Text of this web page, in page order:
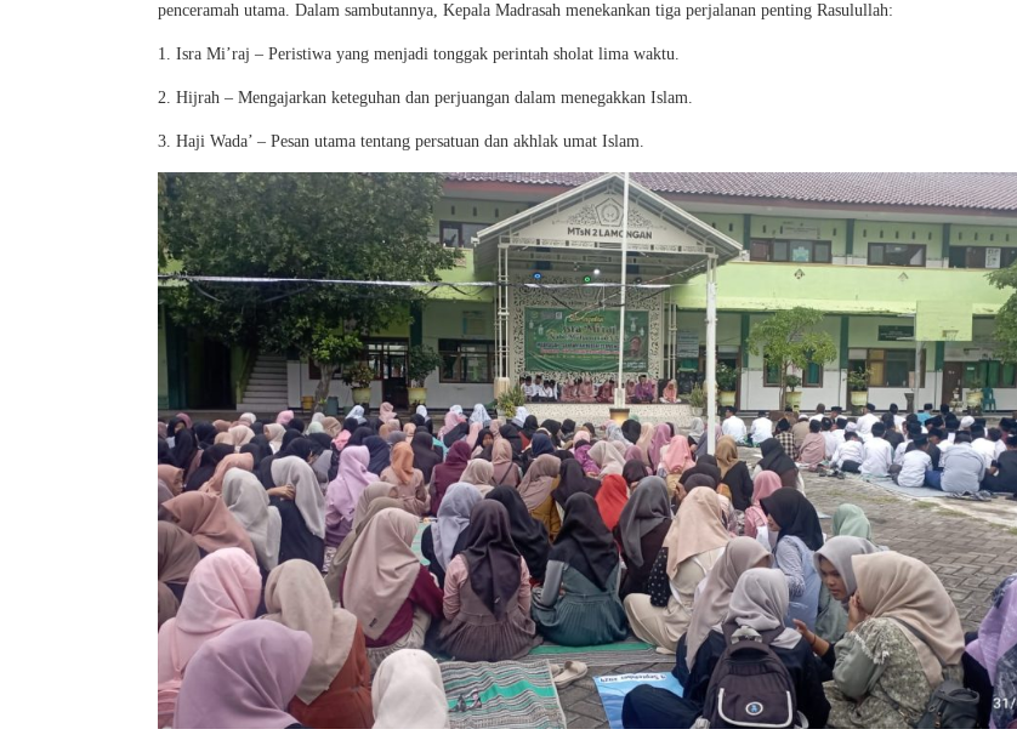
penceramah utama. Dalam sambutannya, Kepala Madrasah menekankan tiga perjalanan penting Rasulullah:
1. Isra Mi’raj – Peristiwa yang menjadi tonggak perintah sholat lima waktu.
2. Hijrah – Mengajarkan keteguhan dan perjuangan dalam menegakkan Islam.
3. Haji Wada’ – Pesan utama tentang persatuan dan akhlak umat Islam.